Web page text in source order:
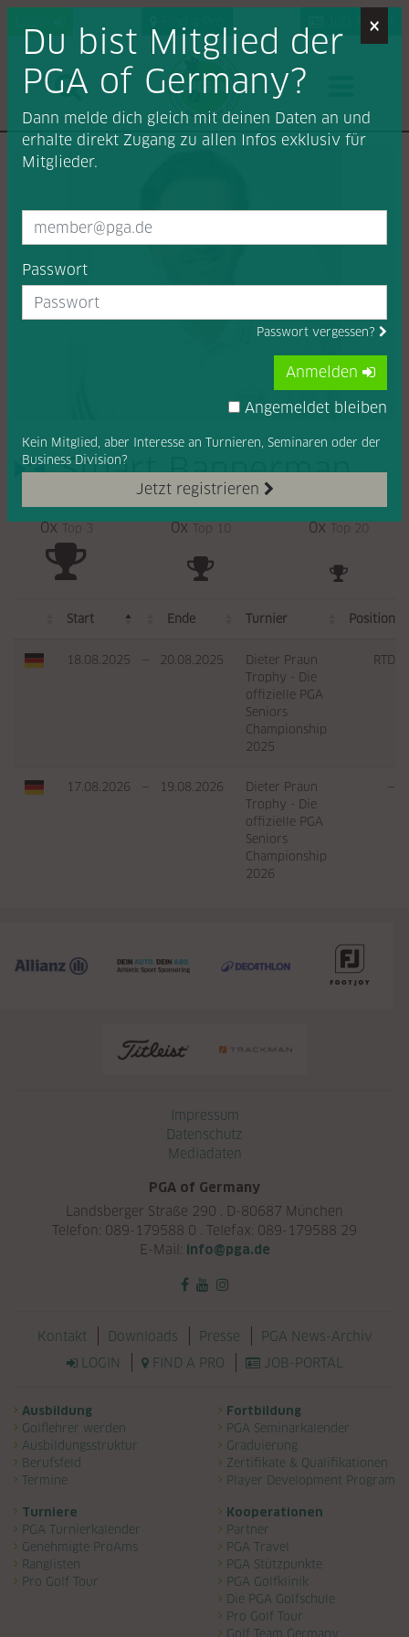
Job-Portal
Stuart Bannerman
0xTop 3 0xTop 10 0xTop 20
Start Ende Turnier Position
18.08.2025 — 20.08.2025
Dieter Praun
Trophy - Die
offizielle PGA
Seniors
Championship
2025
RTD
17.08.2026 — 19.08.2026
Dieter Praun
Trophy - Die
offizielle PGA
Seniors
Championship
2026
—
×
Du bist Mitglied der
PGA of Germany?
Dann melde dich gleich mit deinen Daten an und
erhalte direkt Zugang zu allen Infos exklusiv für
Mitglieder.
Passwort
Passwort vergessen?
Jetzt registrieren
Kein Mitglied, aber Interesse an Turnieren, Seminaren oder der
Business Division?
Anmelden
Angemeldet bleiben
Impressum
Datenschutz
Mediadaten
PGA of Germany
Landsberger Straße 290 . D-80687 München
Telefon: 089-179588 0 . Telefax: 089-179588 29
E-Mail:
info@pga.de
Navigation überspringen
Kontakt Downloads Presse
PGA News-Archiv
LOGIN
FIND A PRO JOB-PORTAL
Navigation überspringen
Ausbildung
Golflehrer werden
Ausbildungsstruktur
Berufsfeld
Termine
Fortbildung
PGA Seminarkalender
Graduierung
Zertifikate & Qualifikationen
Player Development Program
Turniere
PGA Turnierkalender
Genehmigte ProAms
Ranglisten
Pro Golf Tour
Kooperationen
Partner
PGA Travel
PGA Stützpunkte
PGA Golfklinik
Die PGA Golfschule
Pro Golf Tour
Golf Team Germany